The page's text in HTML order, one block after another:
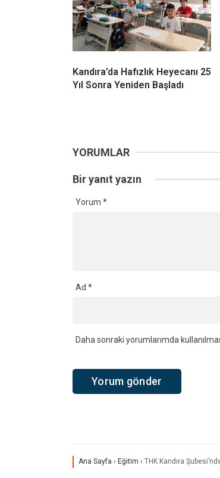
Kandıra Müftülüğünden
Öğrencilere Unutulmaz Kamp!
Bir yanıt yazın
Yorum*